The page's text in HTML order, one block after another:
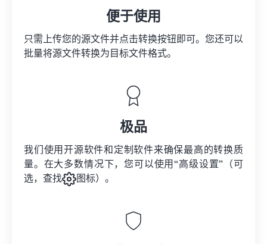
便于使用
只需上传您的源文件并点击转换按钮即可。您还可以
批量将源文件转换为目标文件格式。
极品
我们使用开源软件和定制软件来确保最高的转换质
量。在大多数情况下，您可以使用“高级设置”（可
选，查找
图标）。